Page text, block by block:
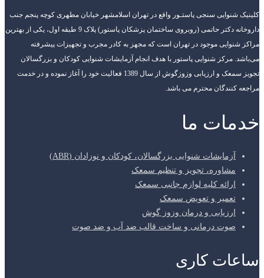
کلینیک شنوایی سنجی پاستـور واقع در تهران اسلامشهر خیابان مطهری کوچه پنجم جنب
داروخانه دکتر حاتمی (روبروی ساختمان پزشکان پاستور) پلاک 9 طبقه اول، یکی از بهترین
مراکز شنوایی موجود در تهران است که مجهز به کادر مجرب و تجهیزات پیشرفته
می‌باشد. مرکز شنوایی پاستور با هدف انجام آزمایشات شنوایی کودکان و بزرگسالان
تجویز سمعک و ارزیابی وزوزگوش از سال 1389 فعالیت خود را آغاز نموده و در خدمت
مراجعه کنندگان محترم می باشد.
خدمات ما
آزمایشات شنوایی بزرگسالان، کودکان و نوزادان (ABR)
مشاوره، تجویز و تنظیم سمعک
ارائه کلیه لوازم جانبی سمعک
تعمیر و تعویض سمعک
ارزیابی و درمان وزوز گوش
صوت درمانی و ساخت قالب ضد آب و ضد صوت
ساعات کاری